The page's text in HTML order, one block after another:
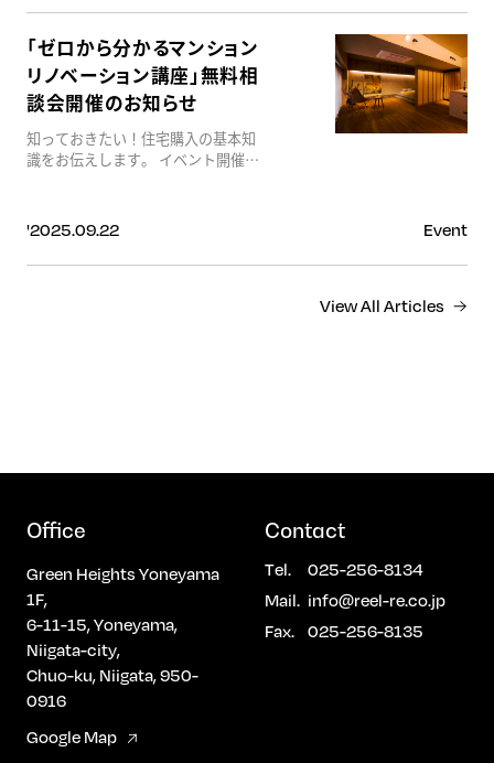
それぞれ異なるコンセプト・間取
り・デザインを体感できる貴重な機
会です。 会場：日東サンシャイン青
山 Vintage-01、Vintage-05 ：
コープ野村川端14階 Vintage-04
ストップ 「物件選びに失敗したくな
い」「リノベーションに向いた物件
なり、物件探しから設計・施工まで
たに合わせる”住まいづくりリノベ
こだわらず、中古戸建や中古マンシ
される方が増えています。 コストバ
ランスと理想の暮らしを両立でき
る、現実的で賢い住まい取得の方法
です。 ――まずは“見て・触れて・
感じる”ことから。住まいづくりの
第一歩として、ぜひお気軽にご来場
ください。 【こんな方におすすめ】
・新築か中古か迷っている方・自分
たちに合った間取りで暮らしたい
方・コストを抑えつつデザインにも
こだわりたい方・物件探しからまと
めて相談したい方 ご予約・お問い合
b26533057b2a/
ーバーが印象的なファサード。 外か
らの視線をやわらかく遮りながら、
光と風を取り込む設計。 住宅街の中
でもひときわ存在感を放つ、 洗練さ
れた外観デザインの住まいが完成し
ました。 ■見どころポイント ・イ
り、動線もスマートに。 ・ルーバー
が生む、プライバシーと開放感 外観
のアクセントでありながら、室内に
「会話が弾む対面キッチン」 「奥行
家族の気配を感じながらも集中でき
インクローゼット ご家族4人の衣類
をしっかり収納。“しまう”を楽にし
て、暮らしを整えます。 ーこんなご
家族におすすめー １．デザインにこ
だわりたい ２．住宅街でもプライバ
シーを確保したい ３．家族の距離感
を大切にゆったり暮らしたい ４．在
ージのある暮らしに憧れる 実際に
'2025.09.22
「ゼロから分かるマンション
リノベーション講座」無料相
談会開催のお知らせ
知っておきたい！住宅購入の基本知
識をお伝えします。 イベント開催期
[https://storage.googleapis.com/p_62e882a5ddd6e2dd4a7ea490/
6f10-4a16-be42-
941dca3939e3/
Event
View All Articles
Office
Green Heights Yoneyama
1F,
6-11-15, Yoneyama,
Niigata-city,
Chuo-ku, Niigata, 950-
0916
Google Map
Contact
Tel.
025-256-8134
Mail. info@reel-re.co.jp
Fax.
025-256-8135